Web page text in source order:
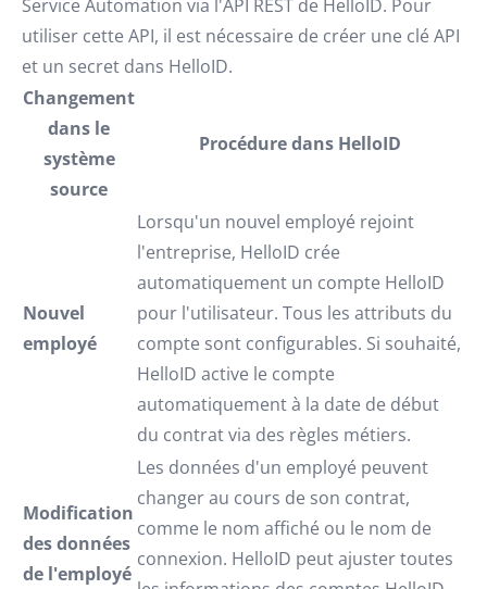
Service Automation via l'API REST de HelloID. Pour
utiliser cette API, il est nécessaire de créer une clé API
et un secret dans HelloID.
Changement
dans le
système
source
Procédure dans HelloID
Nouvel
employé
Lorsqu'un nouvel employé rejoint
l'entreprise, HelloID crée
automatiquement un compte HelloID
pour l'utilisateur. Tous les attributs du
compte sont configurables. Si souhaité,
HelloID active le compte
automatiquement à la date de début
du contrat via des règles métiers.
Modification
des données
de l'employé
Les données d'un employé peuvent
changer au cours de son contrat,
comme le nom affiché ou le nom de
connexion. HelloID peut ajuster toutes